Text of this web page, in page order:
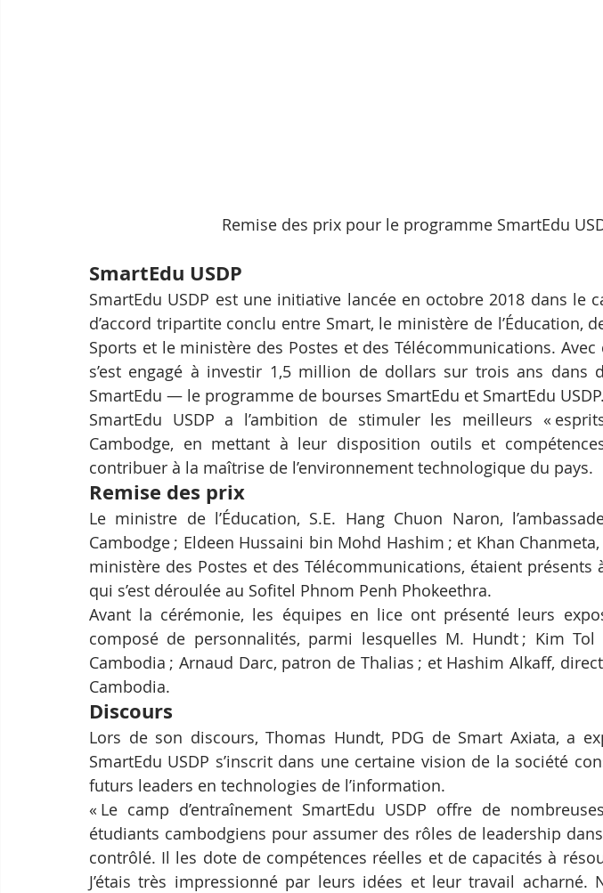
Remise des prix pour le programme SmartEdu
SmartEdu USDP
SmartEdu USDP est une initiative lancée en octobre 2018 dans le
d’accord tripartite conclu entre Smart, le ministère de l’Éducation,
Sports et le ministère des Postes et des Télécommunications.
s’est engagé à investir 1,5 million de dollars sur trois ans dans
SmartEdu — le programme de bourses SmartEdu et SmartEdu USDP.
SmartEdu USDP a l’ambition de stimuler les meilleurs «
Cambodge, en mettant à leur disposition outils et
contribuer à la maîtrise de l’environnement technologique du pays.
Remise des prix
Le ministre de l’Éducation, S.E. Hang Chuon Naron,
Cambodge ; Eldeen Hussaini bin Mohd Hashim ; et Khan
ministère des Postes et des Télécommunications, étaient présents
qui s’est déroulée au Sofitel Phnom Penh Phokeethra.
Avant la cérémonie, les équipes en lice ont présenté leurs
composé de personnalités, parmi lesquelles M. Hundt ; Kim Tol
Cambodia ; Arnaud Darc, patron de Thalias ; et Hashim Alkaff,
Cambodia.
Discours
Lors de son discours, Thomas Hundt, PDG de Smart Axiata, a
SmartEdu USDP s’inscrit dans une certaine vision de la société
futurs leaders en technologies de l’information.
« Le camp d’entraînement SmartEdu USDP offre de
étudiants cambodgiens pour assumer des rôles de leadership
contrôlé. Il les dote de compétences réelles et de capacités à
J’étais très impressionné par leurs idées et leur travail acharné.